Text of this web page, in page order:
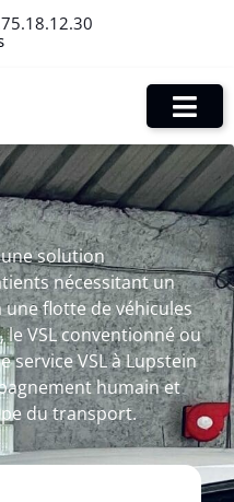
une solution
nécessitant un
flotte de véhicules
le VSL conventionné ou
service VSL à Lupstein
humain et
du transport.